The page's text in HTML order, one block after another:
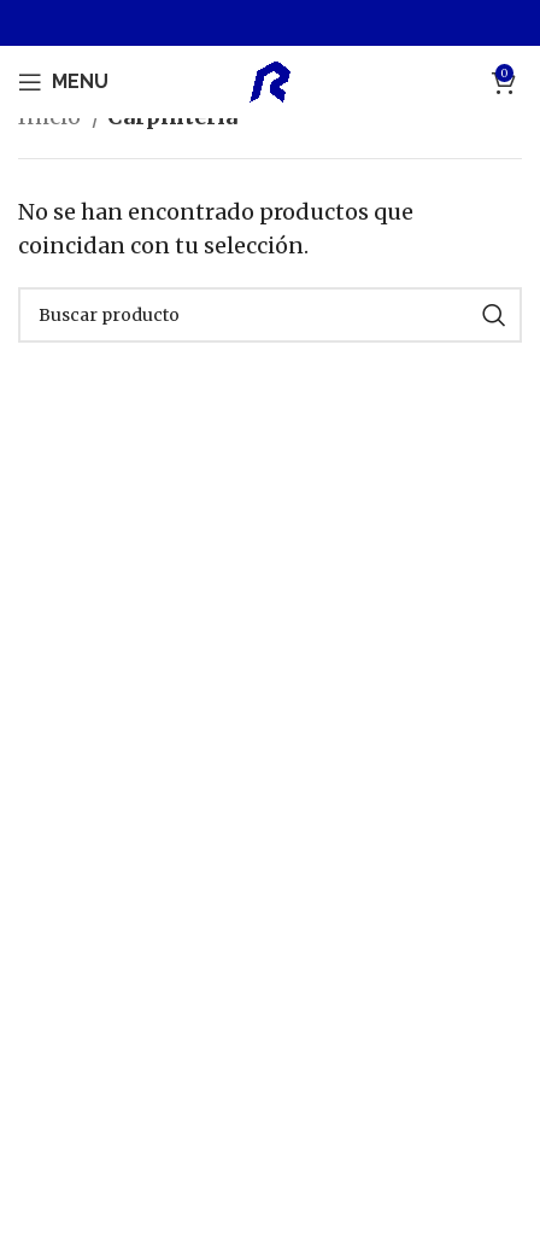
MENU 0
Inicio Carpintería
No se han encontrado productos que
coincidan con tu selección.